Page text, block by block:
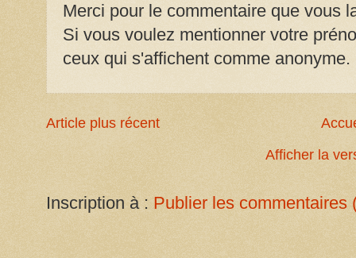
Merci pour le commentaire que vous
Si vous voulez mentionner votre
ceux qui s'affichent comme anonyme.
Article plus récent
Afficher la
Inscription à : Publier les commentaires